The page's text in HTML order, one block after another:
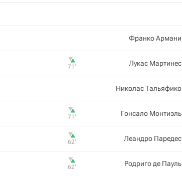
Франко Армани
Лукас Мартинес
71‎’‎
Николас Тальяфико
Гонсало Монтиэль
71‎’‎
Леандро Паредес
62‎’‎
Родриго де Пауль
62‎’‎